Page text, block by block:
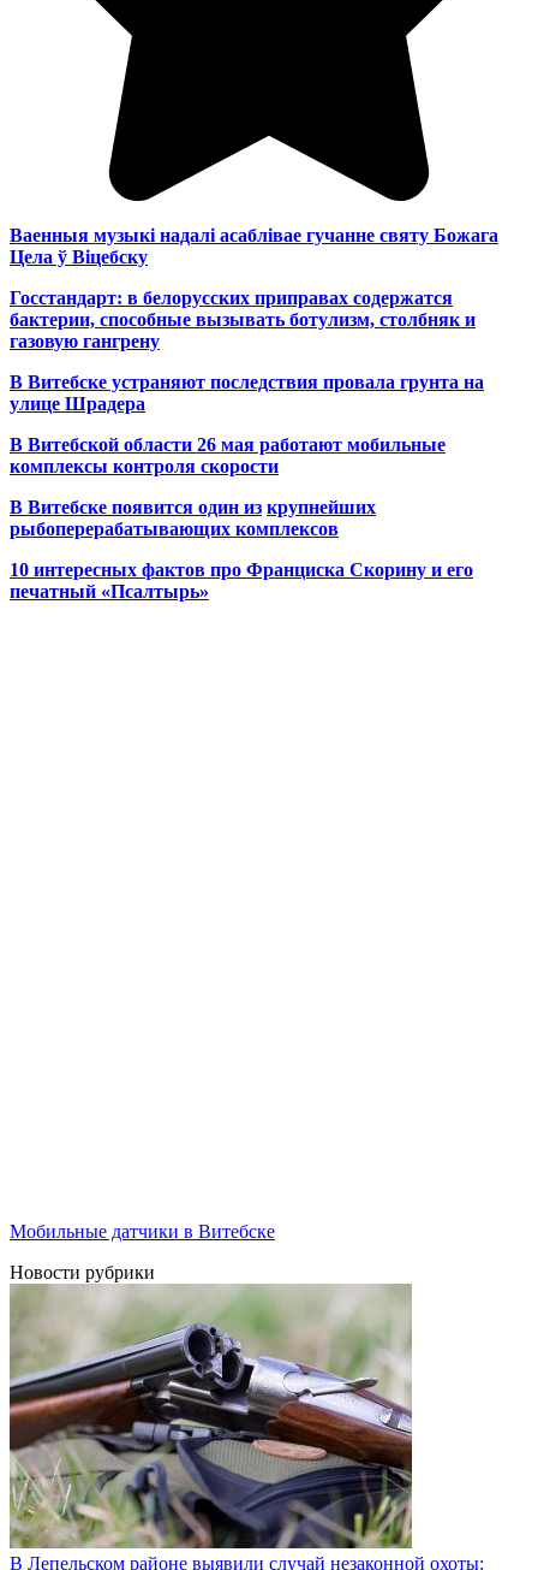
Ваенныя музыкі надалі асаблівае гучанне святу Божага
Цела ў Віцебску
Госстандарт: в белорусских приправах содержатся
бактерии, способные вызывать ботулизм, столбняк и
газовую гангрену
В Витебске устраняют последствия провала грунта на
улице Шрадера
В Витебской области 26 мая работают мобильные
комплексы контроля скорости
В Витебске появится один из крупнейших
рыбоперерабатывающих комплексов
10 интересных фактов про Франциска Скорину и его
печатный «Псалтырь»
Мобильные датчики в Витебске
Новости рубрики
В Лепельском районе выявили случай незаконной охоты: